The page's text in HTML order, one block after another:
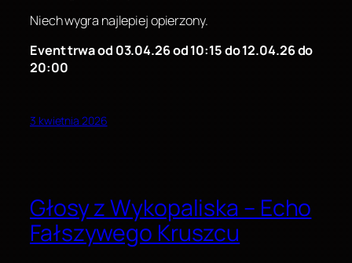
Niech wygra najlepiej opierzony.
Event trwa od 03.04.26 od 10:15 do 12.04.26 do
20:00
3 kwietnia 2026
Głosy z Wykopaliska – Echo
Fałszywego Kruszcu